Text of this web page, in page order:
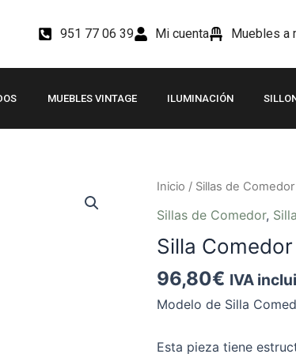
951 77 06 39 Mi cuenta Muebles a
MUEBLES VINTAGE ILUMINACIÓN
Inicio / Sillas de Comedor
Sillas de Comedor,
Silla
96,80€ IVA
Modelo de Silla
Esta pieza tiene
Silla
Comedor
Topo
OLIVA
cantidad